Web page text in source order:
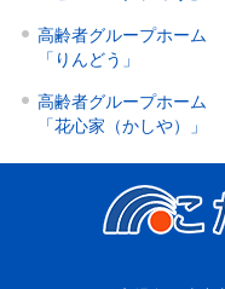
高齢者グループホーム
「りんどう」
高齢者グループホーム
「花心家（かしや）」